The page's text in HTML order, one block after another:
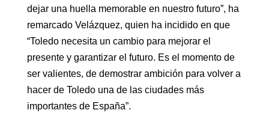
dejar una huella memorable en nuestro futuro”, ha
remarcado Velázquez, quien ha incidido en que
“Toledo necesita un cambio para mejorar el
presente y garantizar el futuro. Es el momento de
ser valientes, de demostrar ambición para volver a
hacer de Toledo una de las ciudades más
importantes de España”.